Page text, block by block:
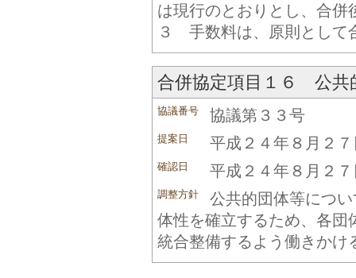
は現行のとおりとし、合併
３ 手数料は、原則として
合併協定項目１６ 公共
協議番号 協議第３３号
提案日 平成２４年８月２７
確認日 平成２４年８月２７
調整方針
公共的団体等につ
体性を確立するため、各団
統合整備するよう働きかけ